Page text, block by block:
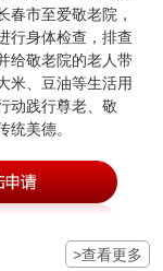
春市至爱敬老院，
行身体检查，排查
给敬老院的老人带
米、豆油等生活用
动践行尊老、敬
统美德。
>查看更多